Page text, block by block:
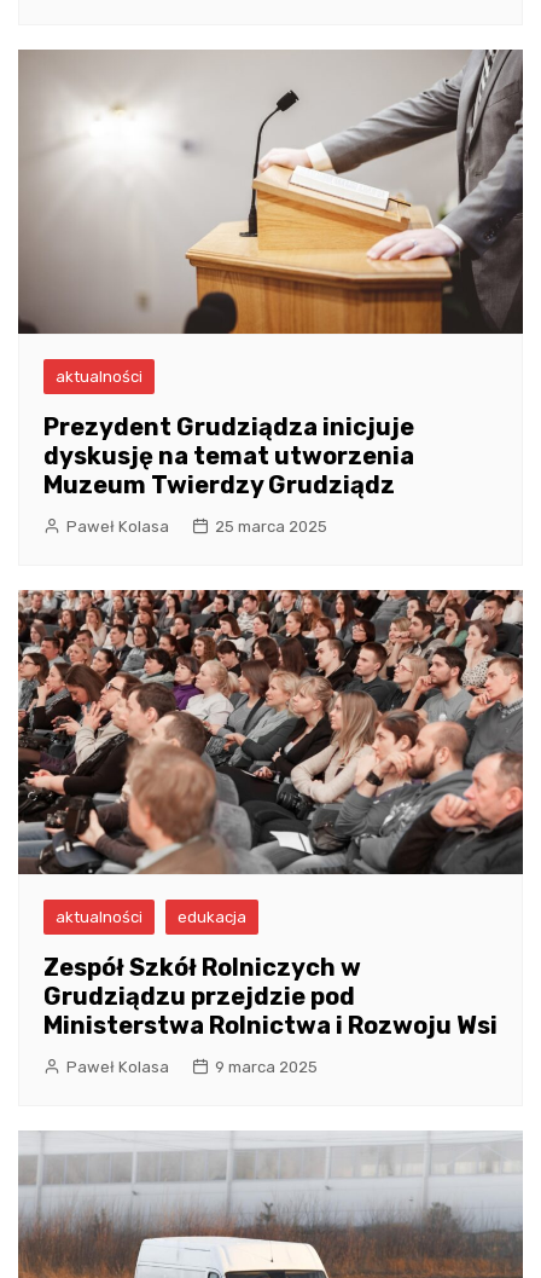
aktualności
Prezydent Grudziądza inicjuje
dyskusję na temat utworzenia
Muzeum Twierdzy Grudziądz
Paweł Kolasa 25 marca 2025
aktualności edukacja
Zespół Szkół Rolniczych w
Grudziądzu przejdzie pod
Ministerstwa Rolnictwa i Rozwoju Wsi
Paweł Kolasa 9 marca 2025